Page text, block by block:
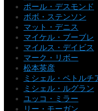
ポール・デスモンド
ボボ・ステンソン
マット・デニス
マイケル・ブーブレ
マイルス・デイビス
マーク・リボー
松本英彦
ミシェル・ペトルチ
ミシェル・ルグラン
ユッコ・ミラー
リー・モーガン